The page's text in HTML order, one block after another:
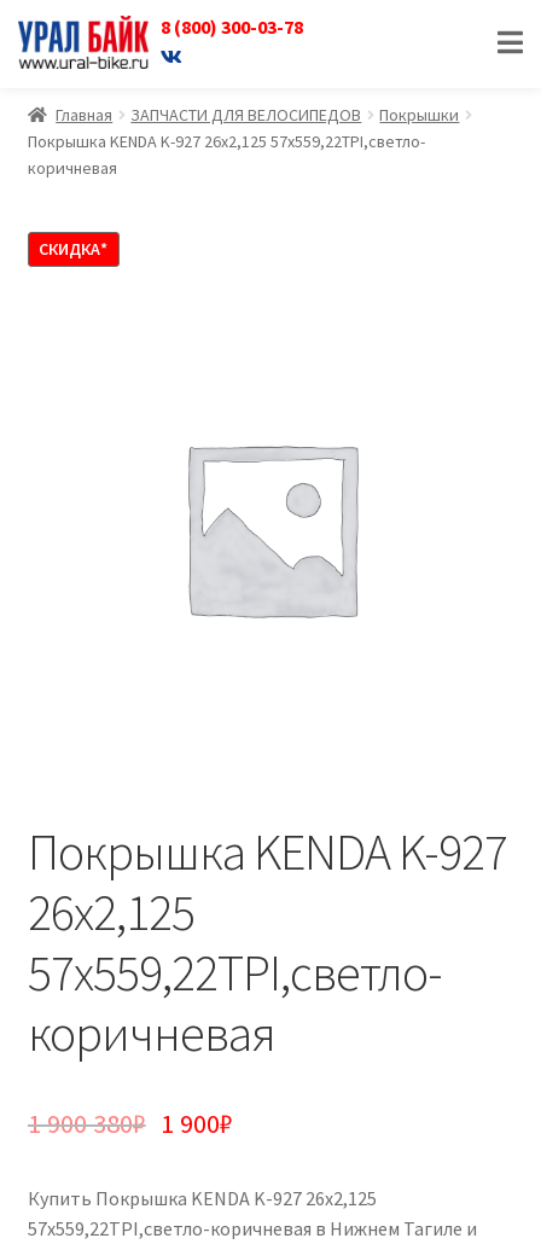
8 (800) 300-03-78
Перейти
к
навигации
Перейти
к
содержимому
Главная ЗАПЧАСТИ ДЛЯ ВЕЛОСИПЕДОВ
Покрышки
Покрышка KENDA K-927 26х2,125 57х559,22TPI,светло-
коричневая
СКИДКА*
Покрышка KENDA K-927
26х2,125
57х559,22TPI,светло-
коричневая
1 900 380₽ 1 900₽
Купить Покрышка KENDA K-927 26х2,125
57х559,22TPI,светло-коричневая в Нижнем Тагиле и